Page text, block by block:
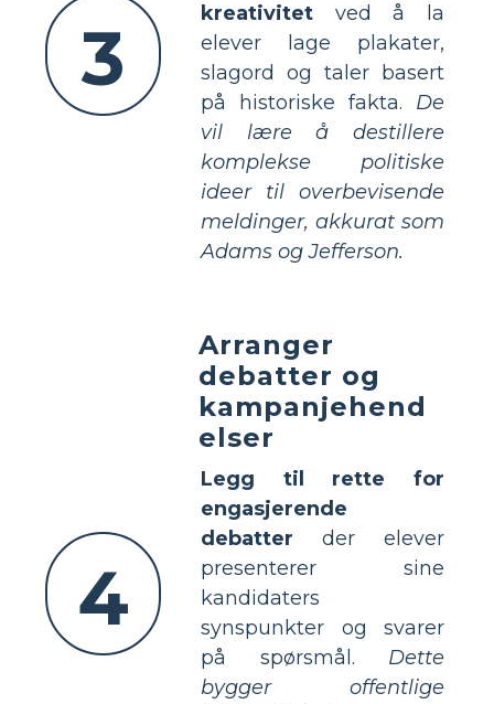
3
kreativitet ved å la
elever lage plakater,
slagord og taler basert
på historiske fakta. De
vil lære å destillere
komplekse politiske
ideer til overbevisende
meldinger, akkurat som
Adams og Jefferson.
4
Arranger
debatter og
kampanjehend
elser
Legg til rette for
engasjerende
debatter der elever
presenterer sine
kandidaters
synspunkter og svarer
på spørsmål. Dette
bygger offentlige